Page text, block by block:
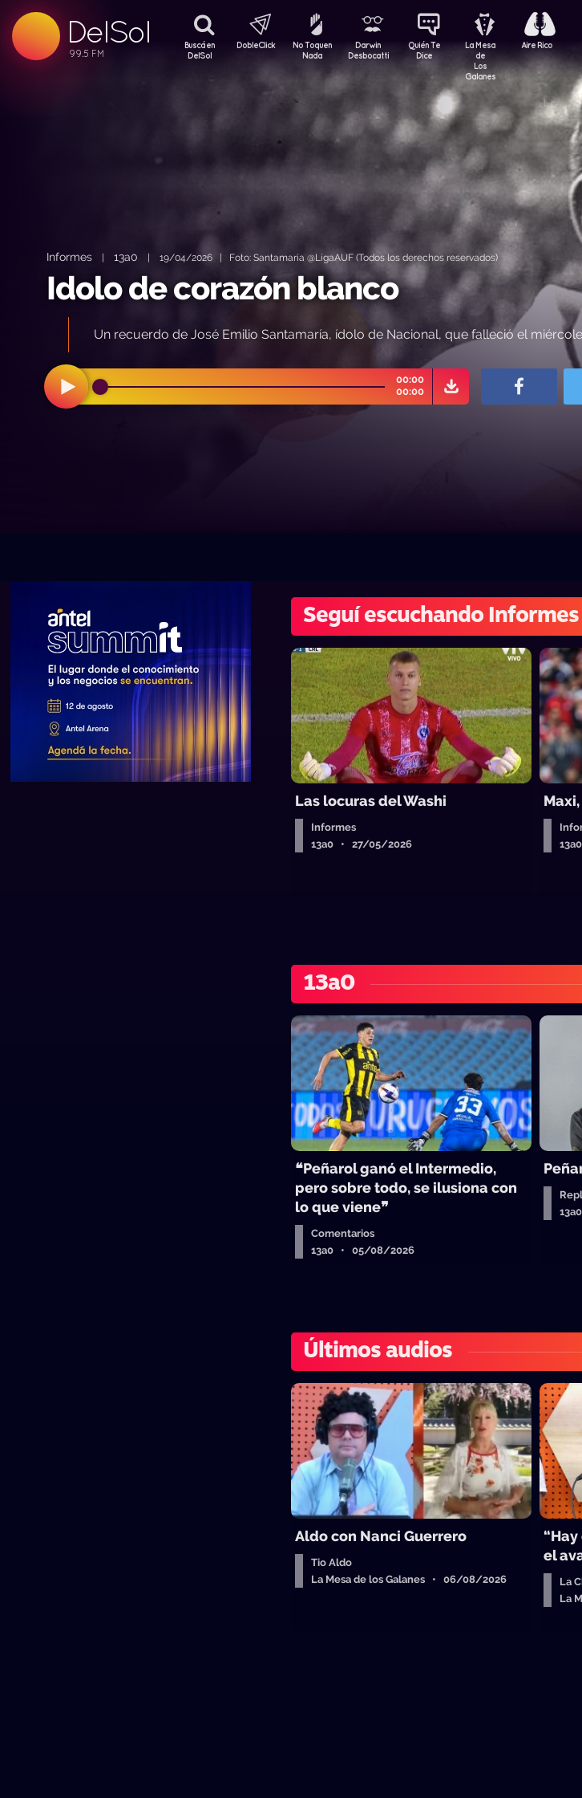
DelSol
99.5 FM
Buscá en
DelSol
DobleClick
No Toquen
Nada
Darwin
Desbocatti
Quién Te
Dice
La Mesa
de
Los
Galanes
Aire Rico
Informes| 13a0 | 19/04/2026 | Foto: Santamaria @LigaAUF (Todos los derechos reservados)
Idolo de corazón blanco
Un recuerdo de José Emilio Santamaría, ídolo de Nacional, que falleció el
00:00
00:00
Seguí escuchando Informes
Las locuras del Washi
Informes
13a0 • 27/05/2026
13a0
❝Peñarol ganó el Intermedio,
pero sobre todo, se ilusiona con
lo que viene❞
Comentarios
13a0 • 05/08/2026
Últimos audios
Aldo con Nanci Guerrero
Tio Aldo
La Mesa de los Galanes • 06/08/2026
el
La
La